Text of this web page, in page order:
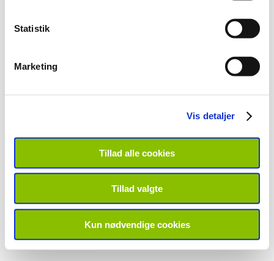
Statistik
Marketing
Vis detaljer
Tillad alle cookies
Tillad valgte
Kun nødvendige cookies